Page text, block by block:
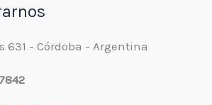
631 - Córdoba - Argentina